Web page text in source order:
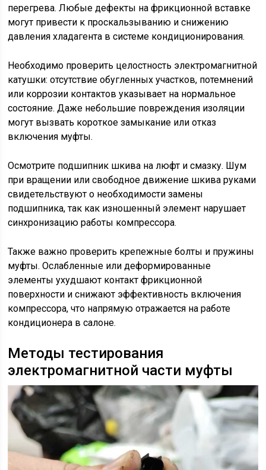
перегрева. Любые дефекты на фрикционной вставке
могут привести к проскальзыванию и снижению
давления хладагента в системе кондиционирования.
Необходимо проверить целостность электромагнитной
катушки: отсутствие обугленных участков, потемнений
или коррозии контактов указывает на нормальное
состояние. Даже небольшие повреждения изоляции
могут вызвать короткое замыкание или отказ
включения муфты.
Осмотрите подшипник шкива на люфт и смазку. Шум
при вращении или свободное движение шкива руками
свидетельствуют о необходимости замены
подшипника, так как изношенный элемент нарушает
синхронизацию работы компрессора.
Также важно проверить крепежные болты и пружины
муфты. Ослабленные или деформированные
элементы ухудшают контакт фрикционной
поверхности и снижают эффективность включения
компрессора, что напрямую отражается на работе
кондиционера в салоне.
Методы тестирования
электромагнитной части муфты